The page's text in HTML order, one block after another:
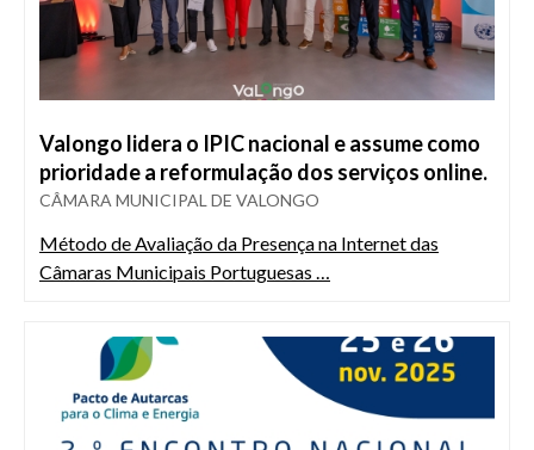
Valongo lidera o IPIC nacional e assume como
prioridade a reformulação dos serviços online.
CÂMARA MUNICIPAL DE VALONGO
Método de Avaliação da Presença na Internet das
Câmaras Municipais Portuguesas …
Imagem